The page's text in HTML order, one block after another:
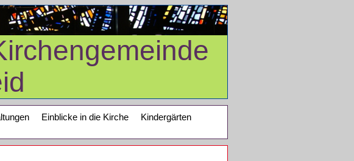
Einblicke in die Kirche
Kindergärten